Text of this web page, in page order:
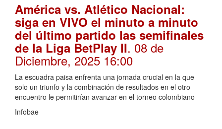
América vs. Atlético Nacional:
siga en VIVO el minuto a minuto
del último partido las semifinales
de la Liga BetPlay II. 08 de
Diciembre, 2025 16:00
La escuadra paisa enfrenta una jornada crucial en la que
solo un triunfo y la combinación de resultados en el otro
encuentro le permitirían avanzar en el torneo colombiano
Infobae